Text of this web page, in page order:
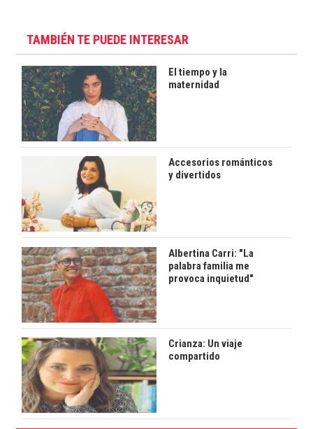
TAMBIÉN TE PUEDE INTERESAR
El tiempo y la
maternidad
Accesorios románticos
y divertidos
Albertina Carri: "La
palabra familia me
provoca inquietud"
Crianza: Un viaje
compartido